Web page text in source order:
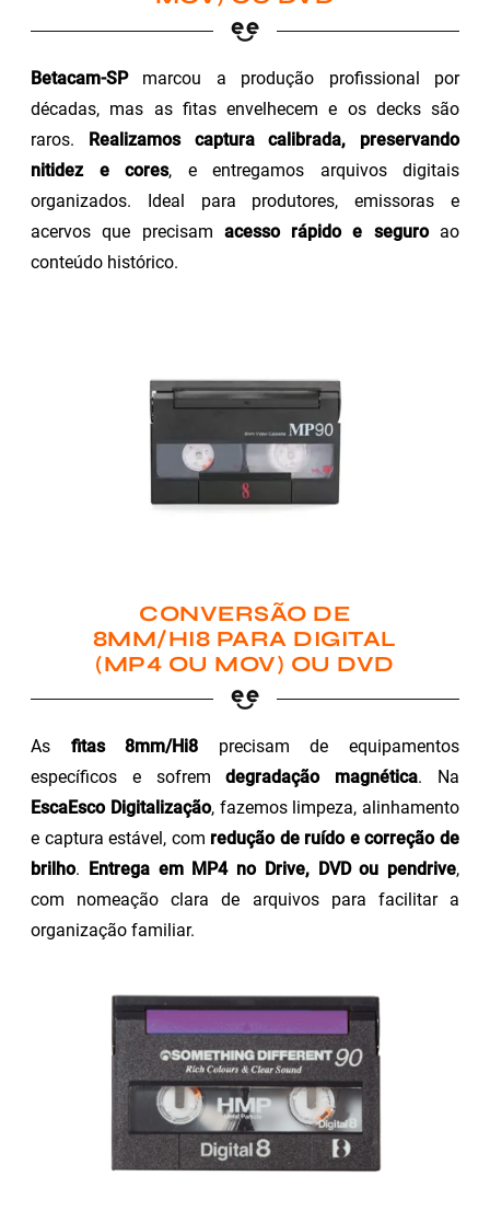
Betacam-SPmarcou a produção profissional por
décadas, mas as fitas envelhecem e os decks são
raros.
Realizamos captura calibrada, preservando
nitidez e cores, e entregamos arquivos digitais
organizados. Ideal para produtores, emissoras e
acervos que precisam acesso rápido e seguroao
conteúdo histórico.
CONVERSÃO DE
8MM/HI8 PARA DIGITAL
(MP4 OU MOV) OU DVD
As fitas 8mm/Hi8 precisam de equipamentos
específicos e sofremdegradação magnética. Na
EscaEsco Digitalização, fazemos limpeza, alinhamento
e captura estável, com redução de ruído e correção de
brilho. Entrega em MP4 no Drive, DVD ou pendrive,
com nomeação clara de arquivos para facilitar a
organização familiar.